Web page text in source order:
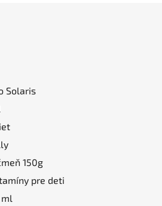
Solaris
150g
pre deti